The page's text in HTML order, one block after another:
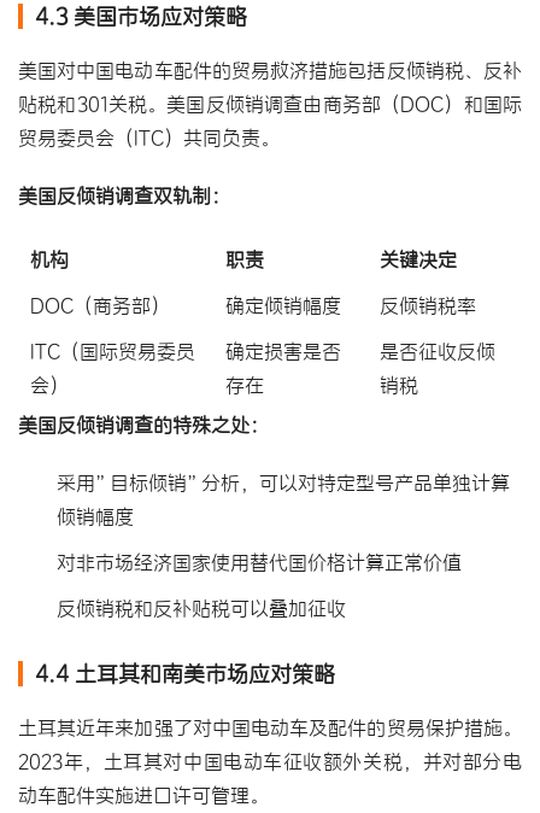
4.3 美国市场应对策略
美国对中国电动车配件的贸易救济措施包括反倾销税、反补
贴税和301关税。美国反倾销调查由商务部（DOC）和国际
贸易委员会（ITC）共同负责。
美国反倾销调查双轨制：
机构 职责
关键决定
DOC（商务部）
确定倾销幅度
反倾销税率
ITC（国际贸易委员
会）
确定损害是否
存在
是否征收反倾
销税
美国反倾销调查的特殊之处：
采用”目标倾销”分析，可以对特定型号产品单独计算
倾销幅度
对非市场经济国家使用替代国价格计算正常价值
反倾销税和反补贴税可以叠加征收
4.4 土耳其和南美市场应对策略
土耳其近年来加强了对中国电动车及配件的贸易保护措施。
2023年，土耳其对中国电动车征收额外关税，并对部分电
动车配件实施进口许可管理。